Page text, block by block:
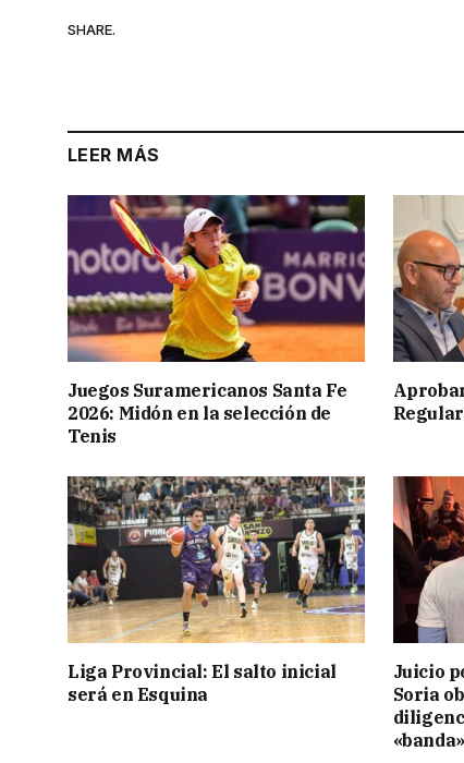
SHARE.
LEER MÁS
Juegos Suramericanos Santa Fe
2026: Midón en la selección de
Tenis
Liga Provincial: El salto inicial
será en Esquina
Juicio
Soria